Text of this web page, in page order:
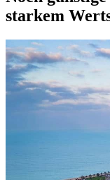
starkem